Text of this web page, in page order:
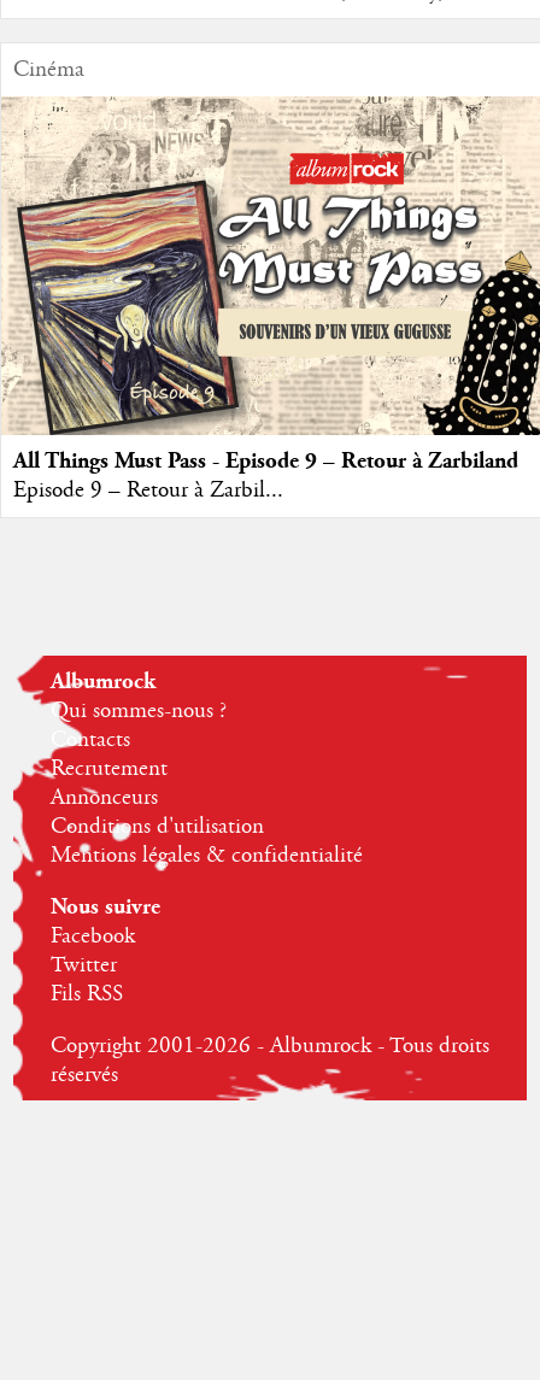
Cinéma
All Things Must Pass - Episode 9 – Retour à Zarbiland
Episode 9 – Retour à Zarbil...
Albumrock
Qui sommes-nous ?
Contacts
Recrutement
Annonceurs
Conditions d'utilisation
Mentions légales & confidentialité
Nous suivre
Facebook
Twitter
Fils RSS
Copyright 2001-2026 - Albumrock - Tous droits
réservés